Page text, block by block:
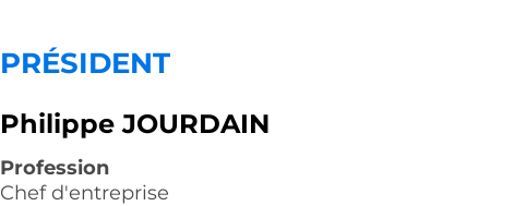
PRÉSIDENT
Philippe JOURDAIN
Profession
Chef d'entreprise